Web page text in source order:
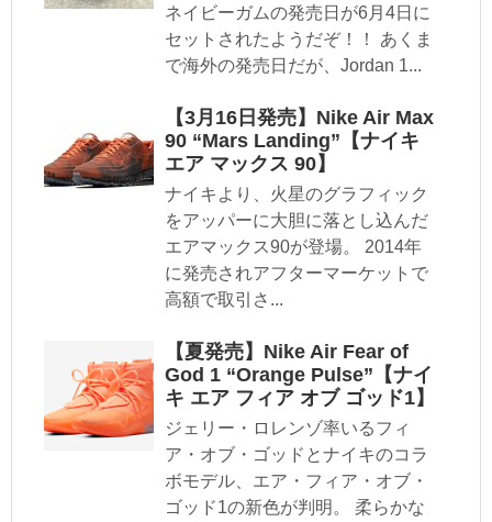
ネイビーガムの発売日が6月4日に
セットされたようだぞ！！ あくま
で海外の発売日だが、Jordan 1...
【3月16日発売】Nike Air Max
90 “Mars Landing”【ナイキ
エア マックス 90】
ナイキより、火星のグラフィック
をアッパーに大胆に落とし込んだ
エアマックス90が登場。 2014年
に発売されアフターマーケットで
高額で取引さ...
【夏発売】Nike Air Fear of
God 1 “Orange Pulse”【ナイ
キ エア フィア オブ ゴッド1】
ジェリー・ロレンゾ率いるフィ
ア・オブ・ゴッドとナイキのコラ
ボモデル、エア・フィア・オブ・
ゴッド1の新色が判明。 柔らかな